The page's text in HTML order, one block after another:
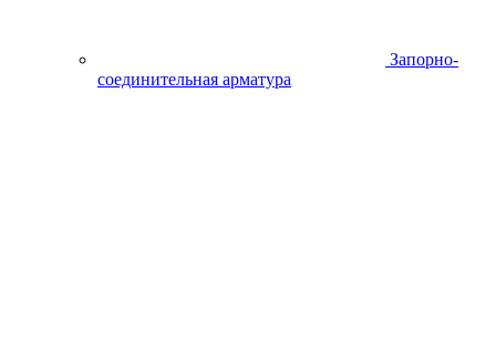
Запорно-
соединительная арматура